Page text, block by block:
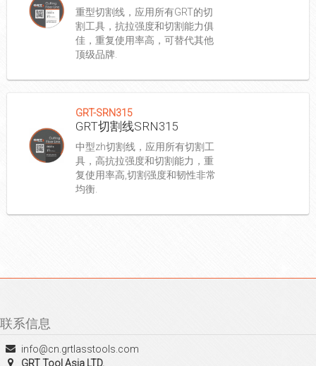
重型切割线，应用所有GRT的切
割工具，抗拉强度和切割能力俱
佳，重复使用率高，可替代其他
顶级品牌.
GRT-SRN315
GRT切割线SRN315
中型zh切割线，应用所有切割工
具，高抗拉强度和切割能力，重
复使用率高,切割强度和韧性非常
均衡.
联系信息
info@cn.grtlasstools.com
GRT Tool Asia LTD.